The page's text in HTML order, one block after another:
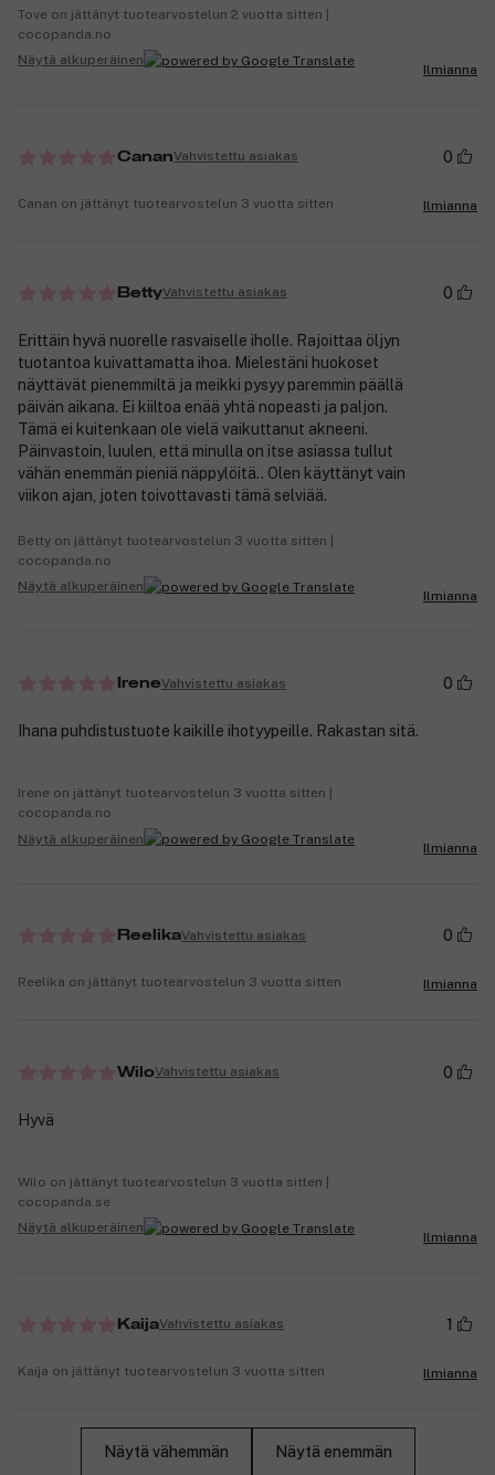
Tove on jättänyt tuotearvostelun 2 vuotta sitten |
cocopanda.no
Näytä alkuperäinen
Ilmianna
CananVahvistettu asiakas 0
Canan on jättänyt tuotearvostelun 3 vuotta sitten Ilmianna
BettyVahvistettu asiakas 0
Erittäin hyvä nuorelle rasvaiselle iholle. Rajoittaa öljyn
tuotantoa kuivattamatta ihoa. Mielestäni huokoset
näyttävät pienemmiltä ja meikki pysyy paremmin päällä
päivän aikana. Ei kiiltoa enää yhtä nopeasti ja paljon.
Tämä ei kuitenkaan ole vielä vaikuttanut akneeni.
Päinvastoin, luulen, että minulla on itse asiassa tullut
vähän enemmän pieniä näppylöitä.. Olen käyttänyt vain
viikon ajan, joten toivottavasti tämä selviää.
Betty on jättänyt tuotearvostelun 3 vuotta sitten |
cocopanda.no
Näytä alkuperäinen
Ilmianna
IreneVahvistettu asiakas 0
Ihana puhdistustuote kaikille ihotyypeille. Rakastan sitä.
Irene on jättänyt tuotearvostelun 3 vuotta sitten |
cocopanda.no
Näytä alkuperäinen
Ilmianna
ReelikaVahvistettu asiakas 0
Reelika on jättänyt tuotearvostelun 3 vuotta sitten Ilmianna
WiloVahvistettu asiakas 0
Hyvä
Wilo on jättänyt tuotearvostelun 3 vuotta sitten |
cocopanda.se
Näytä alkuperäinen
Ilmianna
KaijaVahvistettu asiakas 1
Kaija on jättänyt tuotearvostelun 3 vuotta sitten Ilmianna
Näytä vähemmän Näytä enemmän